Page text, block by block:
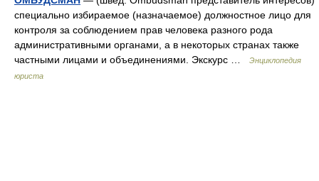
специально избираемое (назначаемое) должностное лицо для
контроля за соблюдением прав человека разного рода
административными органами, а в некоторых странах также
частными лицами и объединениями. Экскурс …
Энциклопедия
юриста